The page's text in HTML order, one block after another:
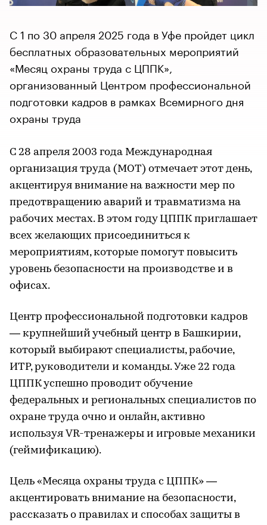
С 1 по 30 апреля 2025 года в Уфе пройдет цикл
бесплатных образовательных мероприятий
«Месяц охраны труда с ЦППК»,
организованный Центром профессиональной
подготовки кадров в рамках Всемирного дня
охраны труда
С 28 апреля 2003 года Международная
организация труда (МОТ) отмечает этот день,
акцентируя внимание на важности мер по
предотвращению аварий и травматизма на
рабочих местах. В этом году ЦППК приглашает
всех желающих присоединиться к
мероприятиям, которые помогут повысить
уровень безопасности на производстве и в
офисах.
Центр профессиональной подготовки кадров
— крупнейший учебный центр в Башкирии,
который выбирают специалисты, рабочие,
ИТР, руководители и команды. Уже 22 года
ЦППК успешно проводит обучение
федеральных и региональных специалистов по
охране труда очно и онлайн, активно
используя VR-тренажеры и игровые механики
(геймификацию).
Цель «Месяца охраны труда с ЦППК» —
акцентировать внимание на безопасности,
рассказать о правилах и способах защиты в